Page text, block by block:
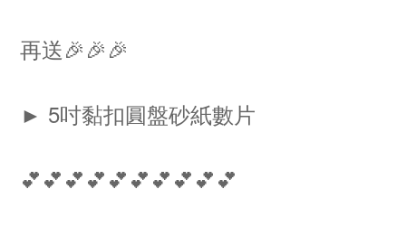
再送🎉🎉🎉
► 5吋黏扣圓盤砂紙數片
💕💕💕💕💕💕💕💕💕💕